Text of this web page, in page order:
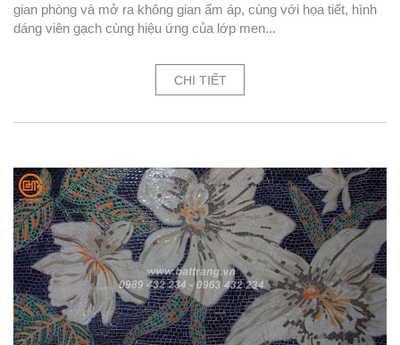
gian phòng và mở ra không gian ấm áp, cùng với họa tiết, hình
dáng viên gạch cùng hiệu ứng của lớp men...
CHI TIẾT